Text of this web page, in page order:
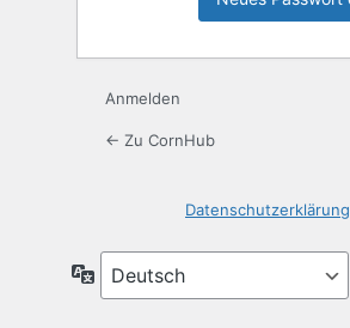
Anmelden
← Zu CornHub
Datenschutzerklärung
Sprache